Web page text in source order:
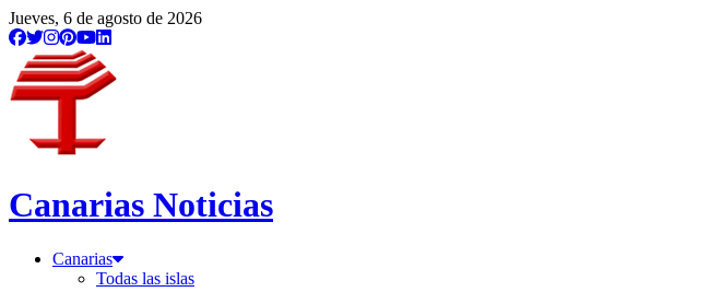
Jueves, 6 de agosto de 2026
Canarias Noticias
Canarias
Todas las islas